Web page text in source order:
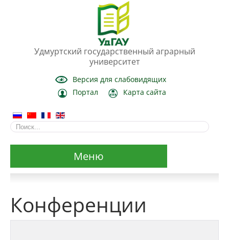
Удмуртский государственный аграрный
университет
Версия для слабовидящих
Портал
Карта сайта
Меню
Основные сведения
Конференции